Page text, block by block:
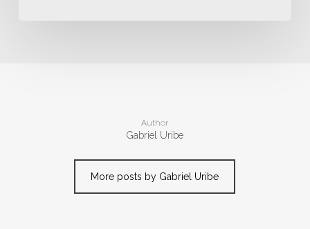
Author
Gabriel Uribe
More posts by Gabriel Uribe